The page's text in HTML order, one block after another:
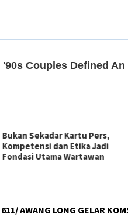
Bukan Sekadar Kartu Pers,
Kompetensi dan Etika Jadi
Fondasi Utama Wartawan
AWANG LONG GELAR